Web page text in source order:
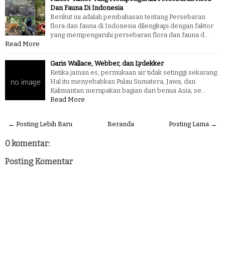
Dan Fauna Di Indonesia
Berikut ini adalah pembahasan tentang Persebaran
flora dan fauna di Indonesia dilengkapi dengan faktor
yang mempengaruhi persebaran flora dan fauna d…
Read More
Garis Wallace, Webber, dan Lydekker
Ketika jaman es, permukaan air tidak setinggi sekarang.
Hal itu menyebabkan Pulau Sumatera, Jawa, dan
Kalimantan merupakan bagian dari benua Asia, se…
Read More
← Posting Lebih Baru Posting Lama →
Beranda
0 komentar:
Posting Komentar